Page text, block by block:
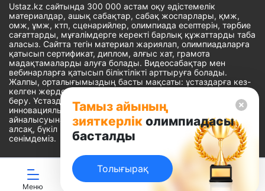
Тамыз айының
зияткерлік олимпиадасы
басталды
Толығырақ
Меню Ойындар Дайын ҚМЖ
Ustaz.kz сайтында 300 000 астам оқу әдістемелік
материалдар, ашық сабақтар, сабақ жоспарлары, қмж,
омж, ұмж, ктп, сценарийлер, олимпиада есептерін, тәрбие
сағаттарды, мұғалімдерге керекті барлық құжаттарды таба
аласыз. Сайтта тегін материал жариялап, олимпиадаларға
қатысып сертификат, диплом, алғыс хат, грамота
мадақтамаларды алуға болады. Видеосабақтар мен
вебинарларға қатысып біліктілікті арттыруға болады.
Жалпы, орталығымыздың басты мақсаты: ұстаздарға кез-
келген жерде, кез-келген уақытта білім алуына мүмкіндік
беру. Ұстаздардың барлық өзекті мәселелеріне
инновациялық шешім тауып, шығармашылық жұмыспен
айналысуына уақыт сыйлау. «Ұстаздарға сапалы білім бере
алсақ, бүкіл Қазақ еліне білім бере аламыз» - деген
сенімдеміз.
Сайт Peaksoft веб-студиясында жасалған - Peaksoft.kz